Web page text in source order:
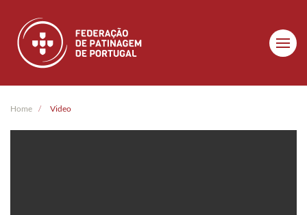
Skip to main content
Home Video